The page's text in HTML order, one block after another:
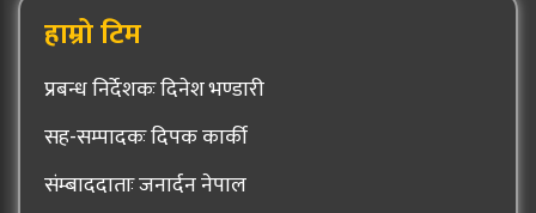
हाम्रो टिम
प्रबन्ध निर्देशकः दिनेश भण्डारी
सह-सम्पादकः दिपक कार्की
संम्बाददाताः जनार्दन नेपाल